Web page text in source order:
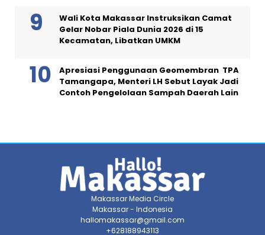
Wali Kota Makassar Instruksikan Camat
Gelar Nobar Piala Dunia 2026 di 15
Kecamatan, Libatkan UMKM
Apresiasi Penggunaan Geomembran TPA
Tamangapa, Menteri LH Sebut Layak Jadi
Contoh Pengelolaan Sampah Daerah Lain
Makassar Media Circle
Makassar - Indonesia
hallomakassar@gmail.com
+628188943113